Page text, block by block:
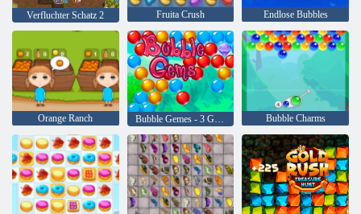
Verfluchter Schatz 2 Fruita Crush Endlose Bubbles
Orange Ranch Bubble Gemes - 3 Gewinnt Bubble Charms